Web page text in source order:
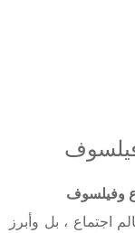
وفيلسوف
اجتماع ، بل وأبرز